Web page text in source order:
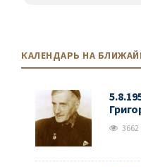
КАЛЕНДАРЬ НА
3662